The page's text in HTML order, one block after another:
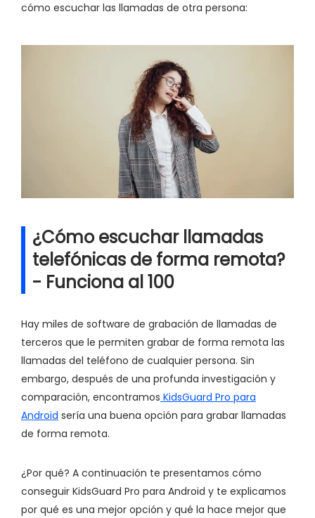
cómo escuchar las llamadas de otra persona:
¿Cómo escuchar llamadas
telefónicas de forma remota?
- Funciona al 100
Hay miles de software de grabación de llamadas de
terceros que le permiten grabar de forma remota las
llamadas del teléfono de cualquier persona. Sin
embargo, después de una profunda investigación y
comparación, encontramos KidsGuard Pro para
Android sería una buena opción para grabar llamadas
de forma remota.
¿Por qué? A continuación te presentamos cómo
conseguir KidsGuard Pro para Android y te explicamos
por qué es una mejor opción y qué la hace mejor que